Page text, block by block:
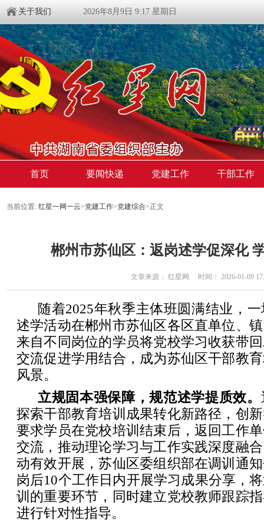
关于我们 2026年8月9日 9:17 星期日
首页 要闻快递 党建工作 干部工作
当前位置: 红星一网一云>党建工作>党建综合>正文
郴州市苏仙区：返岗述学促深化
文章来源： 红星网 时间： 2026-01-09
随着2025年秋季主体班圆满结业，
述学活动在郴州市苏仙区各区直单位、
来自不同岗位的学员将党校学习收获带
交流促进学用结合，成为苏仙区干部教
风景。
立规固本强保障，规范述学提质效。
探索干部教育培训成果转化新路径，创
要求学员在党校培训结束后，返回工作
交流，推动理论学习与工作实践深度融
动有效开展，苏仙区委组织部在调训通
岗后10个工作日内开展学习成果分享，
训的重要环节，同时建立党校教师跟踪
进行针对性指导。